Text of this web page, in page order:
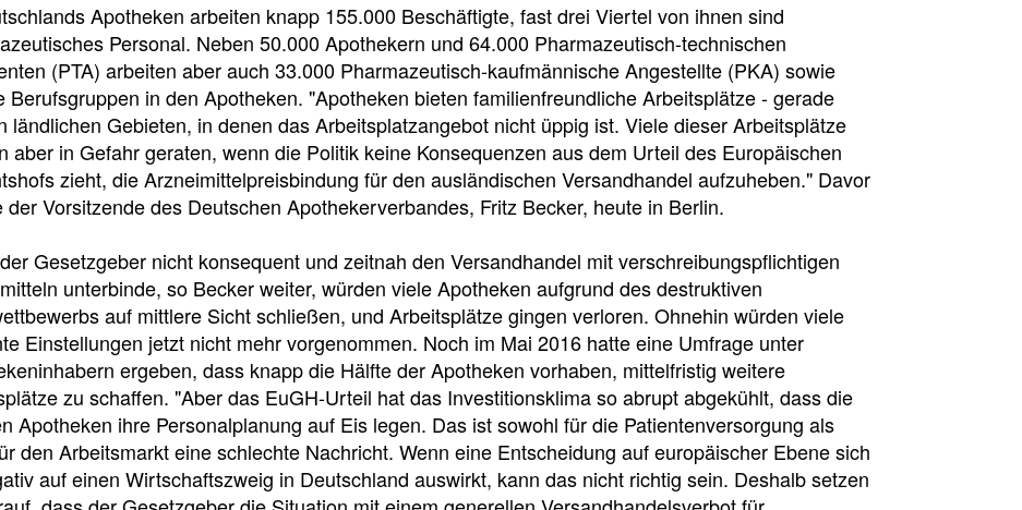
Apotheken arbeiten knapp 155.000 Beschäftigte, fast drei Viertel von ihnen sind
Personal. Neben 50.000 Apothekern und 64.000 Pharmazeutisch-technischen
(PTA) arbeiten aber auch 33.000 Pharmazeutisch-kaufmännische Angestellte (PKA) sowie
Berufsgruppen in den Apotheken. "Apotheken bieten familienfreundliche Arbeitsplätze - gerade
ländlichen Gebieten, in denen das Arbeitsplatzangebot nicht üppig ist. Viele dieser Arbeitsplätze
aber in Gefahr geraten, wenn die Politik keine Konsequenzen aus dem Urteil des Europäischen
zieht, die Arzneimittelpreisbindung für den ausländischen Versandhandel aufzuheben." Davor
der Vorsitzende des Deutschen Apothekerverbandes, Fritz Becker, heute in Berlin.
Gesetzgeber nicht konsequent und zeitnah den Versandhandel mit verschreibungspflichtigen
unterbinde, so Becker weiter, würden viele Apotheken aufgrund des destruktiven
auf mittlere Sicht schließen, und Arbeitsplätze gingen verloren. Ohnehin würden viele
Einstellungen jetzt nicht mehr vorgenommen. Noch im Mai 2016 hatte eine Umfrage unter
ergeben, dass knapp die Hälfte der Apotheken vorhaben, mittelfristig weitere
zu schaffen. "Aber das EuGH-Urteil hat das Investitionsklima so abrupt abgekühlt, dass die
Apotheken ihre Personalplanung auf Eis legen. Das ist sowohl für die Patientenversorgung als
den Arbeitsmarkt eine schlechte Nachricht. Wenn eine Entscheidung auf europäischer Ebene sich
auf einen Wirtschaftszweig in Deutschland auswirkt, kann das nicht richtig sein. Deshalb setzen
e
l
l
z
u
g
r
i
e
t
e
i
l
e
n
Pressedetail
e